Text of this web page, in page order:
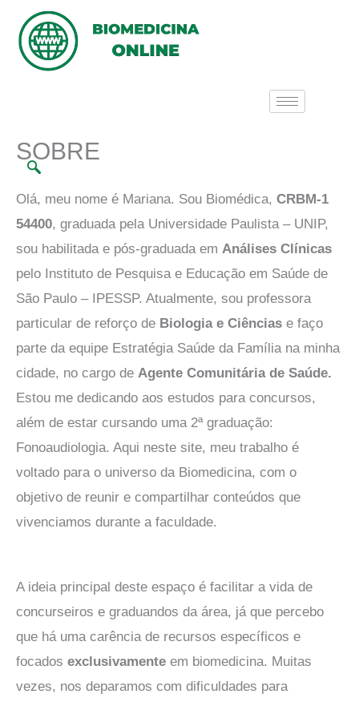
para
SOBRE
Olá, meu nome é Mariana. Sou Biomédica, CRBM-1
54400, graduada pela Universidade Paulista – UNIP,
sou habilitada e pós-graduada em Análises Clínicas
pelo Instituto de Pesquisa e Educação em Saúde de
São Paulo – IPESSP. Atualmente, sou professora
particular de reforço de Biologia e Ciências e faço
parte da equipe Estratégia Saúde da Família na minha
cidade, no cargo de Agente Comunitária de Saúde.
Estou me dedicando aos estudos para concursos,
além de estar cursando uma 2ª graduação:
Fonoaudiologia. Aqui neste site, meu trabalho é
voltado para o universo da Biomedicina, com o
objetivo de reunir e compartilhar conteúdos que
vivenciamos durante a faculdade.
A ideia principal deste espaço é facilitar a vida de
concurseiros e graduandos da área, já que percebo
que há uma carência de recursos específicos e
focados exclusivamente em biomedicina. Muitas
vezes, nos deparamos com dificuldades para